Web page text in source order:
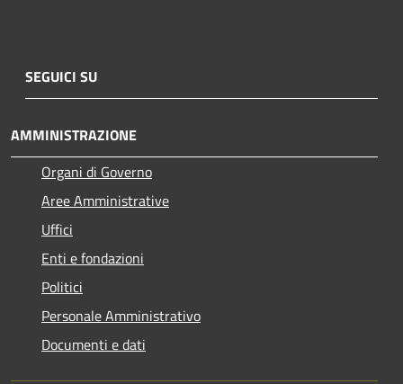
SEGUICI SU
AMMINISTRAZIONE
Organi di Governo
Aree Amministrative
Uffici
Enti e fondazioni
Politici
Personale Amministrativo
Documenti e dati